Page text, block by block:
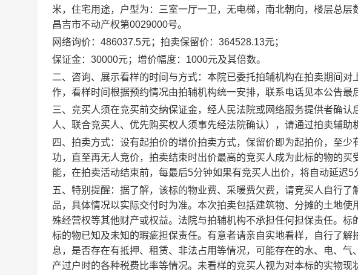
米，住宅用途，户型为：
三室一厅一卫， 无电梯，南北朝向，楼层总层
昌吉市不动产权第0029000号。
网络询价： 486037.5元；拍卖保留价： 364528.13元；
保证金： 30000元；增价幅度：1000元及其倍数。
二、咨询、展示看样的时间与方式：本院已委托拍辅机构在拍卖期间
作，看样时间根据预约情况由拍辅机构统一安排，联系电话见本公告最
三、竞买人须在竞买前交纳保证金，经人民法院或网络服务提供者确
人、联合竞买人、优先购买权人须事先经法院确认），请通过拍卖辅助
四、拍卖方式：设有起拍价的增价拍卖方式，保留价即为起拍价，至少
功，直至再无人竞价，拍卖结束时出价最高的竞买人成为此标的物的
能，在拍卖活动结束前，每最后5分钟如果有竞买人出价，将自动延迟5
五、特别提醒： 据了解，该标的物业费、采暖费欠费，请竞买人自行了
品， 具体情况以实际交付时为准。本次拍卖包括建筑物、分摊的土地
殊经营权等其他财产或权益。法院与拍辅机构不承担任何担保责任。
标的物已知及未知的瑕疵担保责任。有意者请亲自实地看样，自行了
息，是否存在有抵押、租赁、非法占用等情况，可能存在的水、电、
产过户时的各种税费比率等情况。未看样的竞买人视为对本标的实物